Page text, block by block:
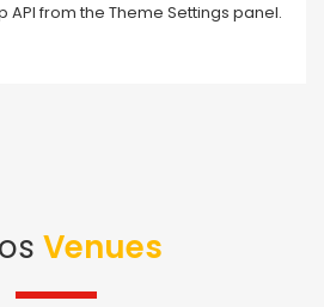
API from the Theme Settings panel.
Venues